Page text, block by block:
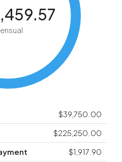
$39,750.00
$225,250.00
$1,917.90